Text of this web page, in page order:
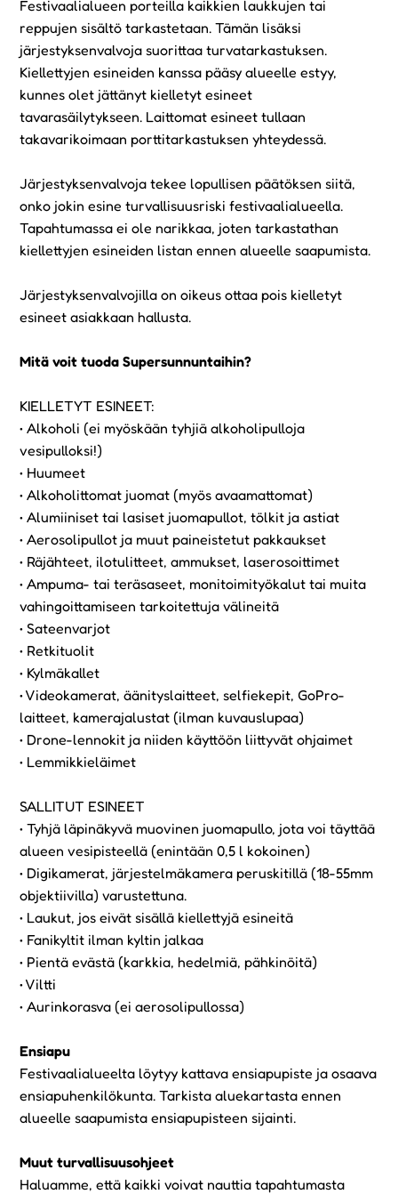
Festivaalialueen porteilla kaikkien laukkujen tai
reppujen sisältö tarkastetaan. Tämän lisäksi
järjestyksenvalvoja suorittaa turvatarkastuksen.
Kiellettyjen esineiden kanssa pääsy alueelle estyy,
kunnes olet jättänyt kielletyt esineet
tavarasäilytykseen. Laittomat esineet tullaan
takavarikoimaan porttitarkastuksen yhteydessä.
Järjestyksenvalvoja tekee lopullisen päätöksen siitä,
onko jokin esine turvallisuusriski festivaalialueella.
Tapahtumassa ei ole narikkaa, joten tarkastathan
kiellettyjen esineiden listan ennen alueelle saapumista.
Järjestyksenvalvojilla on oikeus ottaa pois kielletyt
esineet asiakkaan hallusta.
Mitä voit tuoda Supersunnuntaihin?
KIELLETYT ESINEET:
• Alkoholi (ei myöskään tyhjiä alkoholipulloja
vesipulloksi!)
• Huumeet
• Alkoholittomat juomat (myös avaamattomat)
• Alumiiniset tai lasiset juomapullot, tölkit ja astiat
• Aerosolipullot ja muut paineistetut pakkaukset
• Räjähteet, ilotulitteet, ammukset, laserosoittimet
• Ampuma- tai teräsaseet, monitoimityökalut tai muita
vahingoittamiseen tarkoitettuja välineitä
• Sateenvarjot
• Retkituolit
• Kylmäkallet
• Videokamerat, äänityslaitteet, selfiekepit, GoPro-
laitteet, kamerajalustat (ilman kuvauslupaa)
• Drone-lennokit ja niiden käyttöön liittyvät ohjaimet
• Lemmikkieläimet
SALLITUT ESINEET
• Tyhjä läpinäkyvä muovinen juomapullo, jota voi täyttää
alueen vesipisteellä (enintään 0,5 l kokoinen)
• Digikamerat, järjestelmäkamera peruskitillä (18-55mm
objektiivilla) varustettuna.
• Laukut, jos eivät sisällä kiellettyjä esineitä
• Fanikyltit ilman kyltin jalkaa
• Pientä evästä (karkkia, hedelmiä, pähkinöitä)
• Viltti
• Aurinkorasva (ei aerosolipullossa)
Ensiapu
Festivaalialueelta löytyy kattava ensiapupiste ja osaava
ensiapuhenkilökunta. Tarkista aluekartasta ennen
alueelle saapumista ensiapupisteen sijainti.
Muut turvallisuusohjeet
Haluamme, että kaikki voivat nauttia tapahtumasta